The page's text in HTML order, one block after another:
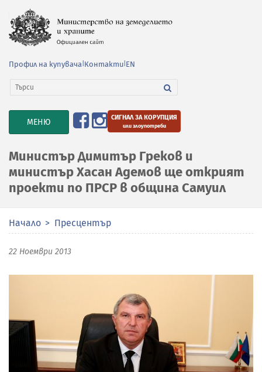
Профил на купувача Контакти EN
TOGGLE
NAVIGATION
МЕНЮ СИГНАЛ ЗА КОРУПЦИЯ
или злоупотреби
Министър Димитър Греков и
министър Хасан Адемов ще открият
проекти по ПРСР в община Самуил
Начало Пресцентър
22 Ноември 2013